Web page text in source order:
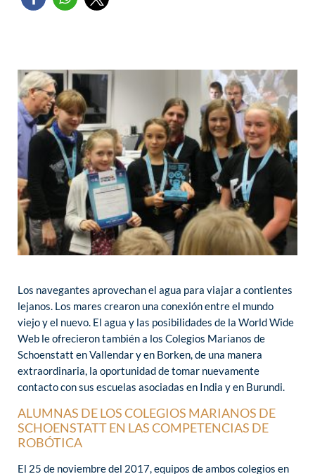
Los navegantes aprovechan el agua para viajar a contientes
lejanos. Los mares crearon una conexión entre el mundo
viejo y el nuevo. El agua y las posibilidades de la World Wide
Web le ofrecieron también a los Colegios Marianos de
Schoenstatt en Vallendar y en Borken, de una manera
extraordinaria, la oportunidad de tomar nuevamente
contacto con sus escuelas asociadas en India y en Burundi.
ALUMNAS DE LOS COLEGIOS MARIANOS DE
SCHOENSTATT EN LAS COMPETENCIAS DE
ROBÓTICA
El 25 de noviembre del 2017, equipos de ambos colegios en